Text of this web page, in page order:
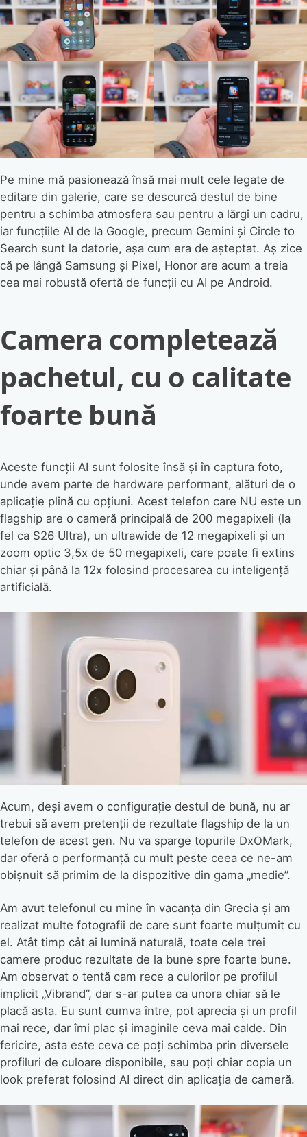
Pe mine mă pasionează însă mai mult cele legate de
editare din galerie, care se descurcă destul de bine
pentru a schimba atmosfera sau pentru a lărgi un cadru,
iar funcțiile AI de la Google, precum Gemini și Circle to
Search sunt la datorie, așa cum era de așteptat. Aș zice
că pe lângă Samsung și Pixel, Honor are acum a treia
cea mai robustă ofertă de funcții cu AI pe Android.
Camera completează
pachetul, cu o calitate
foarte bună
Aceste funcții AI sunt folosite însă și în captura foto,
unde avem parte de hardware performant, alături de o
aplicație plină cu opțiuni. Acest telefon care NU este un
flagship are o cameră principală de 200 megapixeli (la
fel ca S26 Ultra), un ultrawide de 12 megapixeli și un
zoom optic 3,5x de 50 megapixeli, care poate fi extins
chiar și până la 12x folosind procesarea cu inteligență
artificială.
Acum, deși avem o configurație destul de bună, nu ar
trebui să avem pretenții de rezultate flagship de la un
telefon de acest gen. Nu va sparge topurile DxOMark,
dar oferă o performanță cu mult peste ceea ce ne-am
obișnuit să primim de la dispozitive din gama „medie”.
Am avut telefonul cu mine în vacanța din Grecia și am
realizat multe fotografii de care sunt foarte mulțumit cu
el. Atât timp cât ai lumină naturală, toate cele trei
camere produc rezultate de la bune spre foarte bune.
Am observat o tentă cam rece a culorilor pe profilul
implicit „Vibrand”, dar s-ar putea ca unora chiar să le
placă asta. Eu sunt cumva între, pot aprecia și un profil
mai rece, dar îmi plac și imaginile ceva mai calde. Din
fericire, asta este ceva ce poți schimba prin diversele
profiluri de culoare disponibile, sau poți chiar copia un
look preferat folosind AI direct din aplicația de cameră.